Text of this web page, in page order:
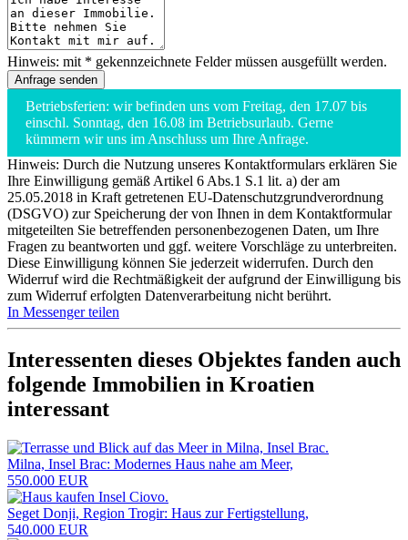
Hinweis: mit * gekennzeichnete Felder müssen ausgefüllt werden.
Betriebsferien: wir befinden uns vom Freitag, den 17.07 bis
einschl. Sonntag, den 16.08 im Betriebsurlaub. Gerne
kümmern wir uns im Anschluss um Ihre Anfrage.
Hinweis: Durch die Nutzung unseres Kontaktformulars erklären Sie
Ihre Einwilligung gemäß Artikel 6 Abs.1 S.1 lit. a) der am
25.05.2018 in Kraft getretenen EU-Datenschutzgrundverordnung
(DSGVO) zur Speicherung der von Ihnen in dem Kontaktformular
mitgeteilten Sie betreffenden personenbezogenen Daten, um Ihre
Fragen zu beantworten und ggf. weitere Vorschläge zu unterbreiten.
Diese Einwilligung können Sie jederzeit widerrufen. Durch den
Widerruf wird die Rechtmäßigkeit der aufgrund der Einwilligung bis
zum Widerruf erfolgten Datenverarbeitung nicht berührt.
In Messenger teilen
Interessenten dieses Objektes fanden auch
folgende Immobilien in Kroatien
interessant
Milna, Insel Brac: Modernes Haus nahe am Meer,
550.000 EUR
Seget Donji, Region Trogir: Haus zur Fertigstellung,
540.000 EUR